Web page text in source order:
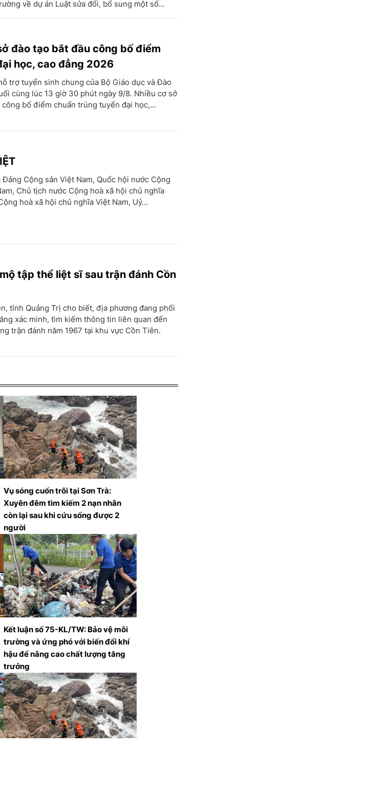
về dự án Luật sửa đổi, bổ sung một số...
đào tạo bắt đầu công bố điểm
học, cao đẳng 2026
trợ tuyển sinh chung của Bộ Giáo dục và Đào
cùng lúc 13 giờ 30 phút ngày 9/8. Nhiều cơ sở
bố điểm chuẩn trúng tuyển đại học,...
Cộng sản Việt Nam, Quốc hội nước Cộng
Chủ tịch nước Cộng hoà xã hội chủ nghĩa
hoà xã hội chủ nghĩa Việt Nam, Uỷ...
tập thể liệt sĩ sau trận đánh Cồn
tỉnh Quảng Trị cho biết, địa phương đang phối
xác minh, tìm kiếm thông tin liên quan đến
trận đánh năm 1967 tại khu vực Cồn Tiên.
Vụ sóng cuốn trôi tại Sơn Trà:
Xuyên đêm tìm kiếm 2 nạn nhân
còn lại sau khi cứu sống được 2
người
Kết luận số 75-KL/TW: Bảo vệ môi
trường và ứng phó với biến đổi khí
hậu để nâng cao chất lượng tăng
trưởng